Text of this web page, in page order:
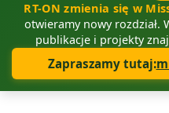
RT-ON zmienia się w
otwieramy nowy rozdział.
publikacje i projekty
Zapraszamy tutaj: